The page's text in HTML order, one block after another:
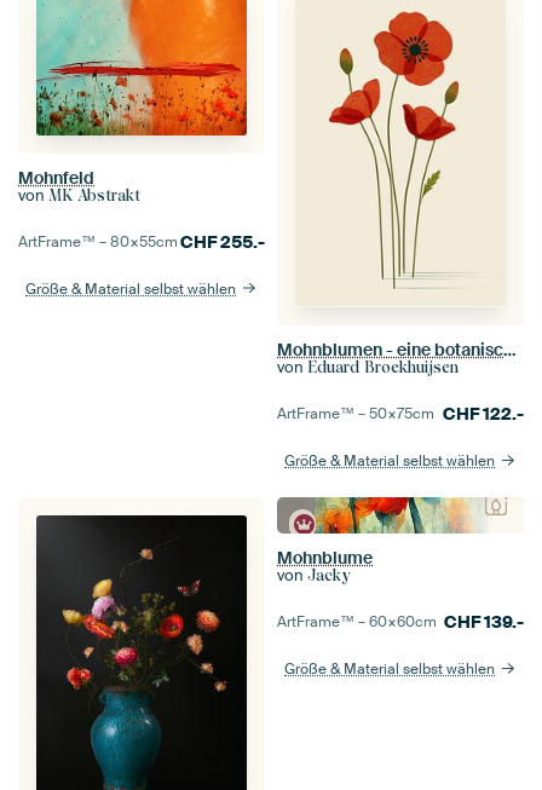
Mohnfeld
von MK Abstrakt
ArtFrame™ –80×55cmCHF255.-
Größe & Material selbst wählen
Mohnblumen - eine botanische und minimalistische Illustration
von Eduard Broekhuijsen
ArtFrame™ –50×75cm CHF122.-
Größe & Material selbst wählen
Mohnblume
von Jacky
ArtFrame™ –60×60cm CHF139.-
Größe & Material selbst wählen